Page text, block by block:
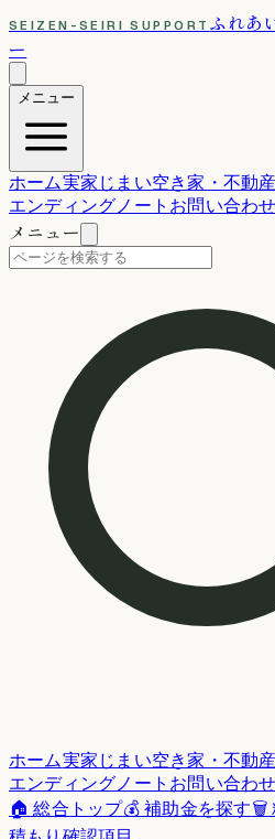
SEIZEN-SEIRI SUPPORT ふれあ
ー
メニュー
ホーム実家じまい空き家・不動産
エンディングノート お問い合わせ
メニュー
ホーム実家じまい空き家・不動産
エンディングノート お問い合わせ
🏠 総合トップ💰 補助金を探す🗑️